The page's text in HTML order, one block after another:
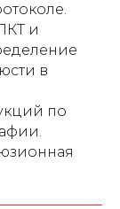
и
в
по